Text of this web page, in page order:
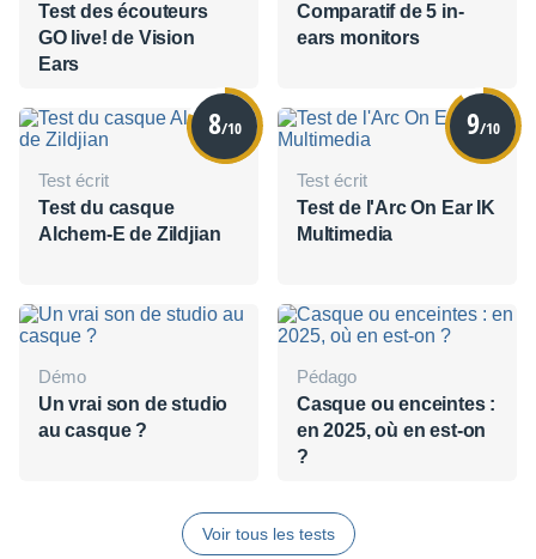
Test des écouteurs
GO live! de Vision
Ears
Comparatif de 5 in-
ears monitors
8/10
Test écrit
Test du casque
Alchem-E de Zildjian
9/10
Test écrit
Test de l'Arc On Ear IK
Multimedia
Démo
Un vrai son de studio
au casque ?
Pédago
Casque ou enceintes :
en 2025, où en est-on
?
Voir tous les tests